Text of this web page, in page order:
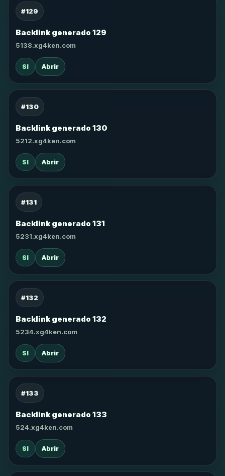
#129
Backlink generado 129
5138.xg4ken.com
SI Abrir
#130
Backlink generado 130
5212.xg4ken.com
SI Abrir
#131
Backlink generado 131
5231.xg4ken.com
SI Abrir
#132
Backlink generado 132
5234.xg4ken.com
SI Abrir
#133
Backlink generado 133
524.xg4ken.com
SI Abrir